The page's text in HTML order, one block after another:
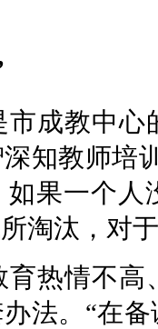
市成教中
知教师培
果一个
淘汰，对
热情不
法。“在